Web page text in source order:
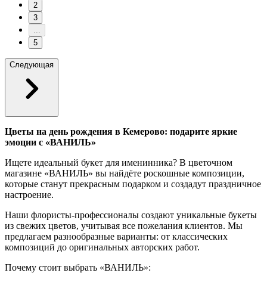
2
3
...
5
Следующая
Цветы на день рождения в Кемерово: подарите яркие
эмоции с «ВАНИЛЬ»
Ищете идеальный букет для именинника? В цветочном
магазине «ВАНИЛЬ» вы найдёте роскошные композиции,
которые станут прекрасным подарком и создадут праздничное
настроение.
Наши флористы-профессионалы создают уникальные букеты
из свежих цветов, учитывая все пожелания клиентов. Мы
предлагаем разнообразные варианты: от классических
композиций до оригинальных авторских работ.
Почему стоит выбрать «ВАНИЛЬ»: